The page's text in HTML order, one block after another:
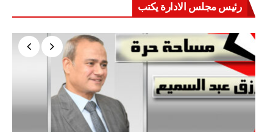
رئيس مجلس الادارة يكتب